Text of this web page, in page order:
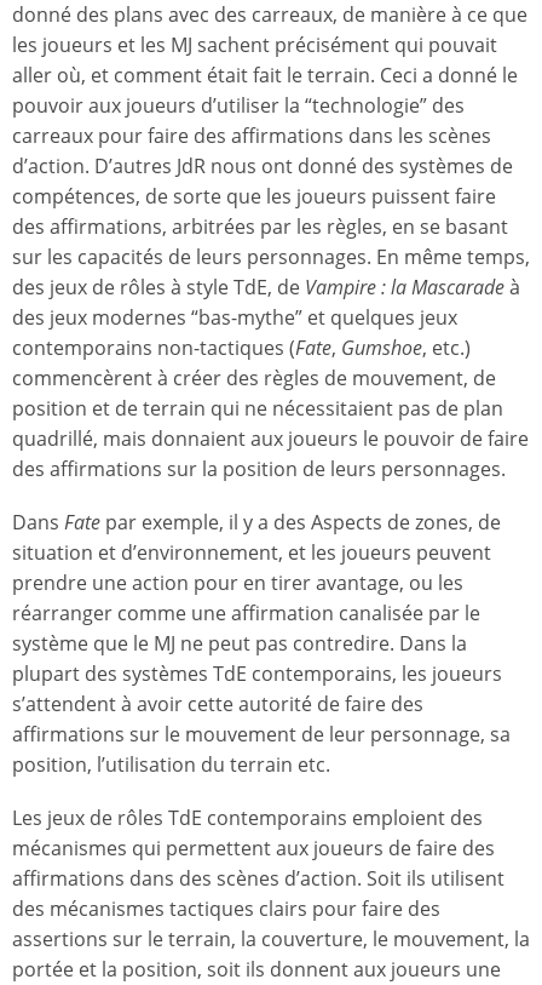
donné des plans avec des carreaux, de manière à ce que
les joueurs et les MJ sachent précisément qui pouvait
aller où, et comment était fait le terrain. Ceci a donné le
pouvoir aux joueurs d’utiliser la “technologie” des
carreaux pour faire des affirmations dans les scènes
d’action. D’autres JdR nous ont donné des systèmes de
compétences, de sorte que les joueurs puissent faire
des affirmations, arbitrées par les règles, en se basant
sur les capacités de leurs personnages. En même temps,
des jeux de rôles à style TdE, de Vampire : la Mascaradeà
des jeux modernes “bas-mythe” et quelques jeux
contemporains non-tactiques (Fate, Gumshoe, etc.)
commencèrent à créer des règles de mouvement, de
position et de terrain qui ne nécessitaient pas de plan
quadrillé, mais donnaient aux joueurs le pouvoir de faire
des affirmations sur la position de leurs personnages.
Dans Fate par exemple, il y a des Aspects de zones, de
situation et d’environnement, et les joueurs peuvent
prendre une action pour en tirer avantage, ou les
réarranger comme une affirmation canalisée par le
système que le MJ ne peut pas contredire. Dans la
plupart des systèmes TdE contemporains, les joueurs
s’attendent à avoir cette autorité de faire des
affirmations sur le mouvement de leur personnage, sa
position, l’utilisation du terrain etc.
Les jeux de rôles TdE contemporains emploient des
mécanismes qui permettent aux joueurs de faire des
affirmations dans des scènes d’action. Soit ils utilisent
des mécanismes tactiques clairs pour faire des
assertions sur le terrain, la couverture, le mouvement, la
portée et la position, soit ils donnent aux joueurs une